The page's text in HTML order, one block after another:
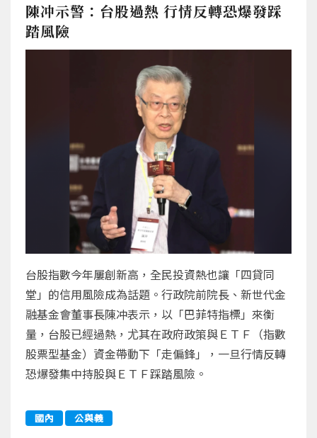
陳冲示警：台股過熱 行情反轉恐爆發踩
踏風險
台股指數今年屢創新高，全民投資熱也讓「四貸同
堂」的信用風險成為話題。行政院前院長、新世代金
融基金會董事長陳冲表示，以「巴菲特指標」來衡
量，台股已經過熱，尤其在政府政策與ＥＴＦ（指數
股票型基金）資金帶動下「走偏鋒」，一旦行情反轉
恐爆發集中持股與ＥＴＦ踩踏風險。
國內 公與義